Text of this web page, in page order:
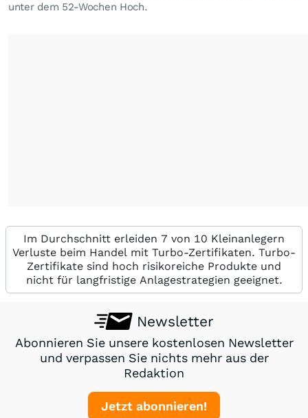
unter dem 52-Wochen Hoch.
Im Durchschnitt erleiden 7 von 10 Kleinanlegern
Verluste beim Handel mit Turbo-Zertifikaten. Turbo-
Zertifikate sind hoch risikoreiche Produkte und
nicht für langfristige Anlagestrategien geeignet.
Newsletter
Abonnieren Sie unsere kostenlosen Newsletter
und verpassen Sie nichts mehr aus der
Redaktion
Jetzt abonnieren!